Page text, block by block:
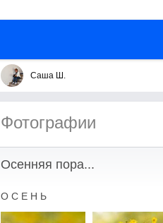
Саша Ш.
Фотографии
Осенняя пора...
О С Е Н Ь